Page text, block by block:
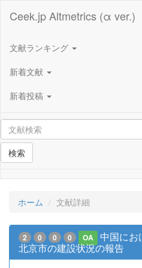
Ceek.jp Altmetrics (α ver.)
文献ランキング
新着文献
新着投稿
検索
ホーム 文献詳細
2 0 0 0 OA
中国にお
北京市の建設状況の報告